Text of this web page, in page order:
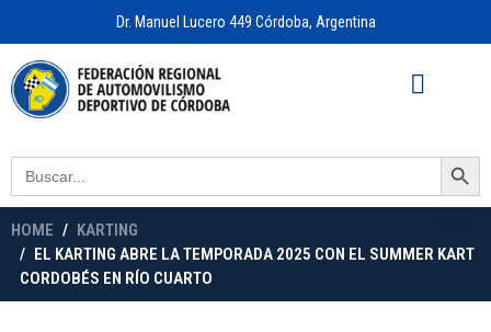
Dr. Manuel Lucero 449 Córdoba, Argentina
Search
for:
Search Button
HOME
KARTING
EL KARTING ABRE LA TEMPORADA 2025 CON EL SUMMER KART
CORDOBÉS EN RÍO CUARTO